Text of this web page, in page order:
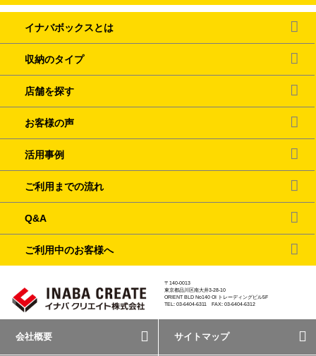
イナバボックスとは
収納のタイプ
店舗を探す
お客様の声
活用事例
ご利用までの流れ
Q&A
ご利用中のお客様へ
〒140-0013
東京都品川区南大井3-28-10
ORIENT BLD No140 OI トレーディングビル5F
TEL: 03-6404-6311 FAX: 03-6404-6312
会社概要 サイトマップ